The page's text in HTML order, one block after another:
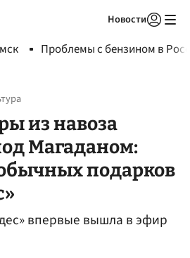
Новости
Проблемы с бензином в
из навоза
Магаданом:
подарков
впервые вышла в эфир